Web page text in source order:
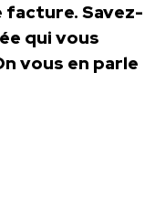
Savez-
qui vous
vous en parle